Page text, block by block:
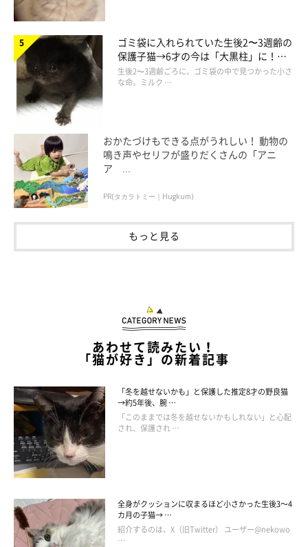
ゴミ袋に入れられていた生後2〜3週齢の
保護子猫→6才の今は「大黒柱」に！
美しい黒猫に成長した姿にグッとくる
生後2〜3週齢ごろに、ゴミ袋の中で見つかった小さ
な命。ミルク …
おかたづけもできる点がうれしい！ 動物の
鳴き声やセリフが盛りだくさんの「アニ
ア ...
PR(タカラトミー｜Hugkum)
もっと見る
あわせて読みたい！
「猫が好き」の新着記事
「冬を越せないかも」と保護した推定8才の野良猫
→約5年後、腕 …
「このままでは冬を越せないかもしれない」と心配
され、保護され …
全身がクッションに収まるほど小さかった生後3～4
カ月の子猫→ …
紹介するのは、X（旧Twitter） ユーザー@nekowo
…